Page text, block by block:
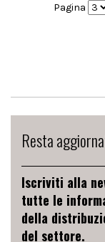
Pagina
Resta
Iscriviti alla
tutte le
della
del settore.